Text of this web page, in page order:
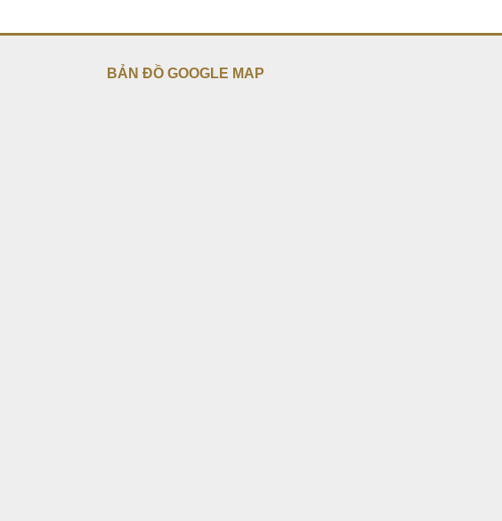
BẢN ĐỒ GOOGLE MAP